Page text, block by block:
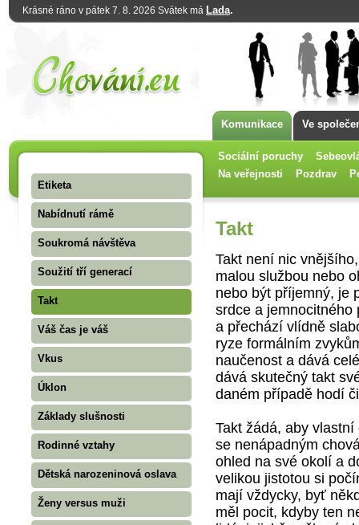
Krásné ráno v pátek 7. 8. 2026 Svátek má Lada.
Komunikace Ve
Sociální poruchy
Na veřejnosti
Pozdrav
Etiketa
Nabídnutí rámě
Soukromá návštěva
Soužití tří generací
Takt
Váš čas je váš
Vkus
Úklon
Základy slušnosti
Rodinné vztahy
Dětská narozeninová oslava
Ženy versus muži
Takt
Takt není nic
malou službou nebo
nebo být příjemný, je
srdce a jemnocitného
a přechází vlídně
ryze formálním
naučenost a dává
dává skutečný takt
daném případě hodí
Takt žádá, aby
se nenápadným
ohled na své okolí a
velikou jistotou si
mají vždycky, byť
měl pocit, kdyby ten